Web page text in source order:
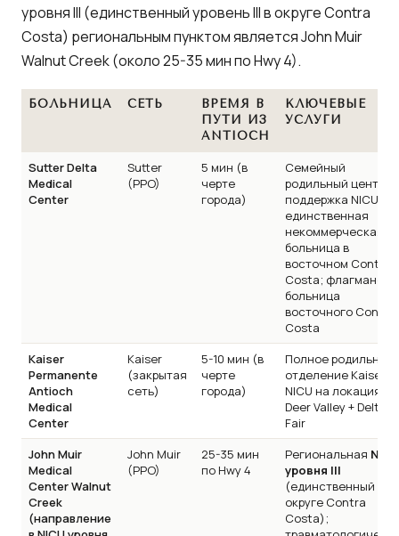
уровня III (единственный уровень III в округе Contra
Costa) региональным пунктом является John Muir
Walnut Creek (около 25-35 мин по Hwy 4).
БОЛЬНИЦА СЕТЬ
ВРЕМЯ В
ПУТИ ИЗ
ANTIOCH
КЛЮЧЕВЫЕ
УСЛУГИ
Sutter Delta
Medical
Center
Sutter
(PPO)
5 мин (в
черте
города)
Семейный
родильный центр;
поддержка NICU;
единственная
некоммерческая
больница в
восточном Contra
Costa;
больница
восточного Contra
Costa
Kaiser
Permanente
Antioch
Medical
Center
Kaiser
(закрытая
сеть)
5-10 мин (в
черте
города)
Полное родильное
отделение Kaiser +
NICU на локациях
Deer Valley + Delta
Fair
John Muir
Medical
Center Walnut
Creek
(направление
John Muir
(PPO)
25-35 мин
по Hwy 4
Региональная
уровня III
(единственный в
округе Contra
Costa);